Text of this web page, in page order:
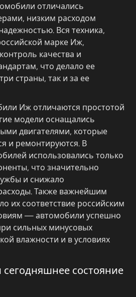
отличались
низким расходом
Вся техника,
марке Иж,
качества и
что делало ее
страны, так и за ее
Иж отличаются простотой
модели оснащались
двигателями, которые
и ремонтируются. В
использовались только
что значительно
и снижало
Также важнейшим
их соответствие российским
— автомобили успешно
сильных минусовых
влажности и в условиях
состояние